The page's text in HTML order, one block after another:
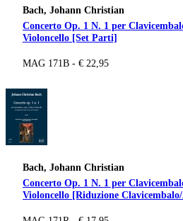
Bach, Johann Christian
Concerto Op. 1 N. 1 per
Violoncello [Set Parti]
MAG 171B - € 22,95
Bach, Johann Christian
Concerto Op. 1 N. 1 per
Violoncello [Riduzione